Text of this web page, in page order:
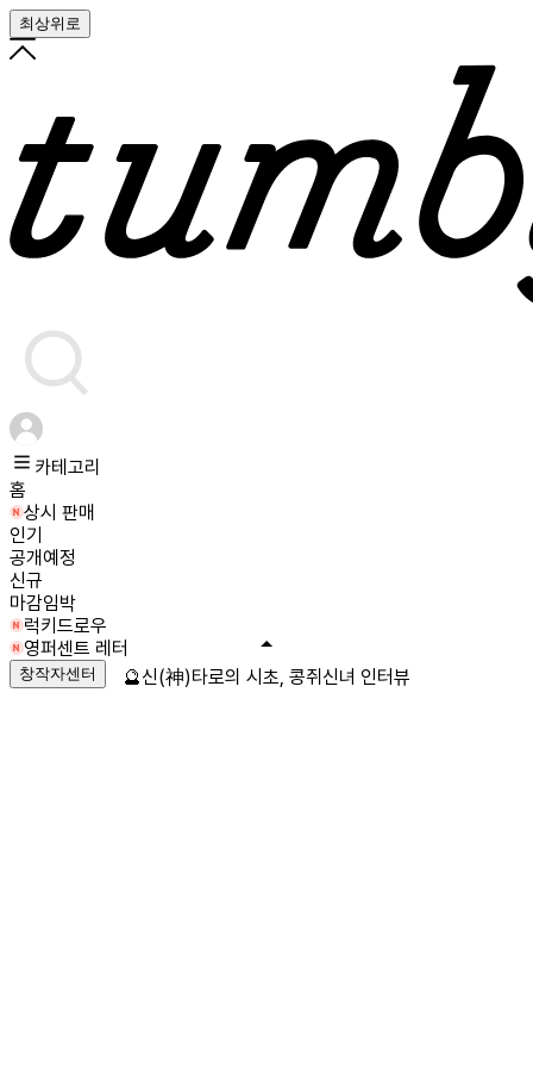
최상위로
카테고리
홈
상시 판매
인기
공개예정
신규
마감임박
럭키드로우
영퍼센트 레터
창작자센터 🔮신(神)타로의 시초, 콩쥐신녀 인터뷰